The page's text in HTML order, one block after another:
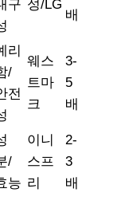
구 성/LG
배
리
/
전
웨스
트마
크
3-
5
배
/
능
이니
스프
리
2-
3
배